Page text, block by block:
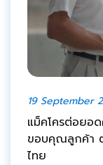
19 September
แม็คโครต่อยอ
ขอบคุณลูกค้า
ไทย